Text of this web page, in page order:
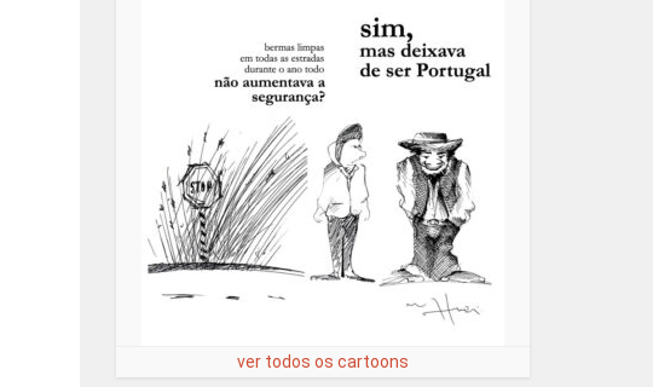
ver todos os cartoons